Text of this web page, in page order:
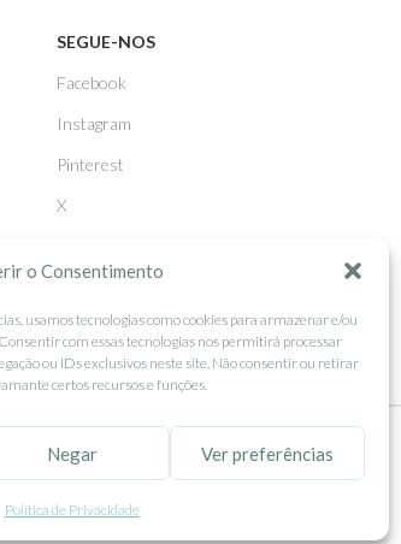
o Consentimento
usamos tecnologias como cookies para armazenar e/ou
com essas tecnologias nos permitirá processar
ou IDs exclusivos neste site. Não consentir ou retirar
certos recursos e funções.
Negar Ver preferências
Política de Privacidade
SEGUE-NOS
Facebook
Instagram
Pinterest
X
INFO ACCEPT